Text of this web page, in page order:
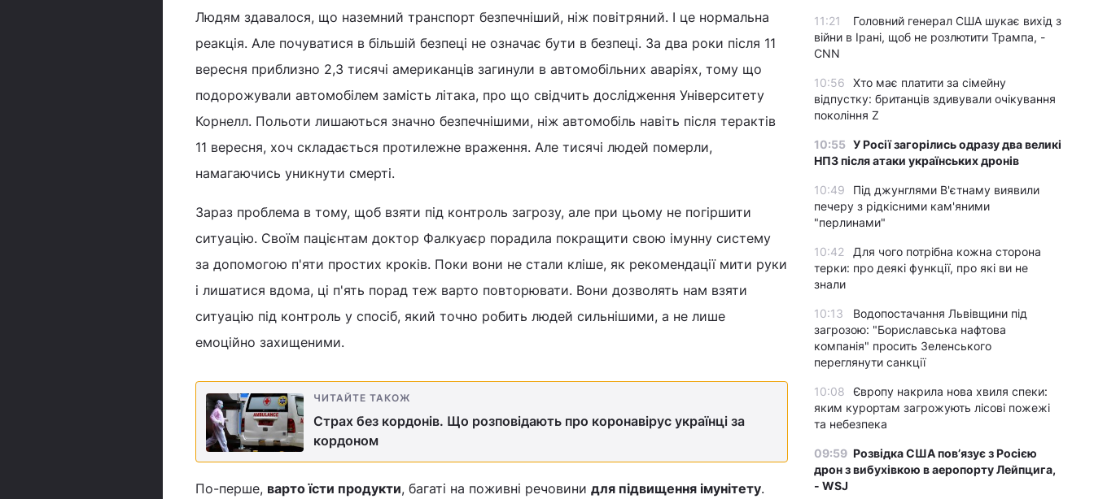
Людям здавалося, що наземний транспорт безпечніший, ніж повітряний. І це нормальна
реакція. Але почуватися в більшій безпеці не означає бути в безпеці. За два роки після 11
вересня приблизно 2,3 тисячі американців загинули в автомобільних аваріях, тому що
подорожували автомобілем замість літака, про що свідчить дослідження Університету
Корнелл. Польоти лишаються значно безпечнішими, ніж автомобіль навіть після терактів
11 вересня, хоч складається протилежне враження. Але тисячі людей померли,
намагаючись уникнути смерті.
Зараз проблема в тому, щоб взяти під контроль загрозу, але при цьому не погіршити
ситуацію. Своїм пацієнтам доктор Фалкуаєр порадила покращити свою імунну систему
за допомогою п'яти простих кроків. Поки вони не стали кліше, як рекомендації мити руки
і лишатися вдома, ці п'ять порад теж варто повторювати. Вони дозволять нам взяти
ситуацію під контроль у спосіб, який точно робить людей сильнішими, а не лише
емоційно захищеними.
ЧИТАЙТЕ ТАКОЖ
Страх без кордонів. Що розповідають про коронавірус українці за
кордоном
По-перше, варто їсти продукти, багаті на поживні речовини для підвищення імунітету.
11:21
Головний генерал США шукає вихід з
війни в Ірані, щоб не розлютити Трампа, -
CNN
10:56
Хто має платити за сімейну
відпустку: британців здивували очікування
покоління Z
10:55 У Росії загорілись одразу два великі
НПЗ після атаки українських дронів
10:49
Під джунглями В'єтнаму виявили
печеру з рідкісними кам'яними
"перлинами"
10:42
Для чого потрібна кожна сторона
терки: про деякі функції, про які ви не
знали
10:13
Водопостачання Львівщини під
загрозою: "Бориславська нафтова
компанія" просить Зеленського
переглянути санкції
10:08
Європу накрила нова хвиля спеки:
яким курортам загрожують лісові пожежі
та небезпека
09:59 Розвідка США пов’язує з Росією
дрон з вибухівкою в аеропорту Лейпцига,
- WSJ